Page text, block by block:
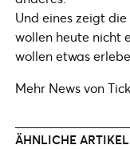
Und eines zeigt
wollen heute nicht
wollen etwas
Mehr News von
ÄHNLICHE ARTIKEL